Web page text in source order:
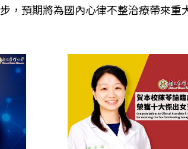
，預期將為國內心律不整治療帶來重